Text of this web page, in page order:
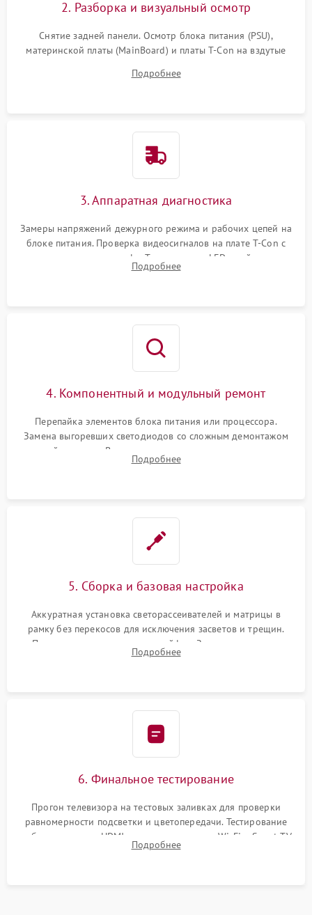
2. Разборка и визуальный осмотр
Снятие задней панели. Осмотр блока питания (PSU),
материнской платы (MainBoard) и платы T-Con на вздутые
Проверка надежности фиксации и целостности шлейфов.
Подробнее
3. Аппаратная диагностика
Замеры напряжений дежурного режима и рабочих цепей на
блоке питания. Проверка видеосигналов на плате T-Con с
помощью осциллографа. Тестирование LED-драйвера и
светодиодных планок подсветки мультиметром.
Подробнее
4. Компонентный и модульный ремонт
Перепайка элементов блока питания или процессора.
Замена выгоревших светодиодов со сложным демонтажом
хрупкой матрицы. Восстановление поврежденных дорожек,
прошивка микросхем памяти EEPROM
Подробнее
5. Сборка и базовая настройка
Аккуратная установка светорассеивателей и матрицы в
рамку без перекосов для исключения засветов и трещин.
Подключение внутренних шлейфов. Закрытие корпуса.
Сброс настроек и обновление программного обеспечения.
Подробнее
6. Финальное тестирование
Прогон телевизора на тестовых заливках для проверки
равномерности подсветки и цветопередачи. Тестирование
работы разъемов HDMI, динамиков, модуля Wi-Fi и Smart TV
в рабочем режиме в течение нескольких часов.
Подробнее